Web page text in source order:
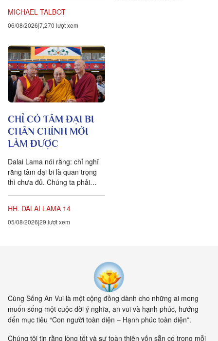
chúng ta tưởng. Một câu
chuyện khoa học đang xuất
thấy toàn bộ vật chất tồn tại
trong một mạng nhằng nhịt các
kết nối. Khía cạnh quan trọng
nhất của sự sống không còn là
vật nữa, mà là mối liên hệ giữa
các vật.
MICHAEL TALBOT
06/08/2026 7,270 lượt xem
CHỈ CÓ TÂM ĐẠI BI
CHÂN CHÍNH MỚI
LÀM ĐƯỢC
Dalai Lama nói rằng: chỉ nghĩ
rằng tâm đại bi là quan trọng
thì chưa đủ. Chúng ta phải
HH. DALAI LAMA 14
05/08/2026 29 lượt xem
Cùng Sống An Vui là một cộng đồng dành cho những ai mong
muốn sống một cuộc đời ý nghĩa, an vui và hạnh phúc, hướng
đến mục tiêu “Con người toàn diện – Hạnh phúc toàn diện”.
Chúng tôi tin rằng lòng tốt và sự toàn thiện vốn sẵn có trong mỗi